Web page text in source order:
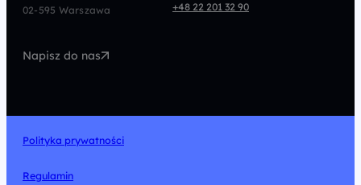
Design
02-595 Warszawa
+48 22 201 32 90
Napisz do nas
Polityka prywatności
Regulamin